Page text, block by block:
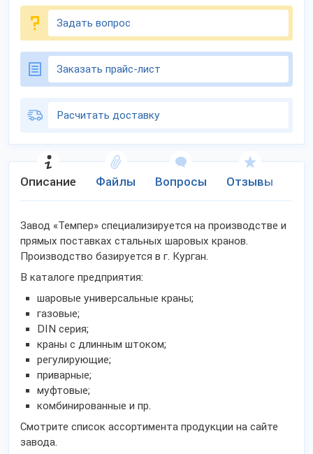
Задать вопрос
Заказать прайс-лист
Расчитать доставку
Описание Файлы Вопросы Отзывы
Завод «Темпер» специализируется на производстве и
прямых поставках стальных шаровых кранов.
Производство базируется в г. Курган.
В каталоге предприятия:
шаровые универсальные краны;
газовые;
DIN серия;
краны с длинным штоком;
регулирующие;
приварные;
муфтовые;
комбинированные и пр.
Смотрите список ассортимента продукции на сайте
завода.